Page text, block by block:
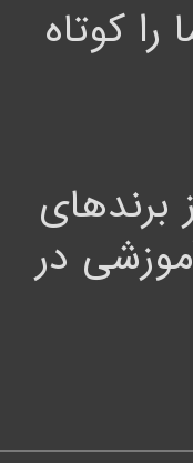
را کوتاه
برندهای
در